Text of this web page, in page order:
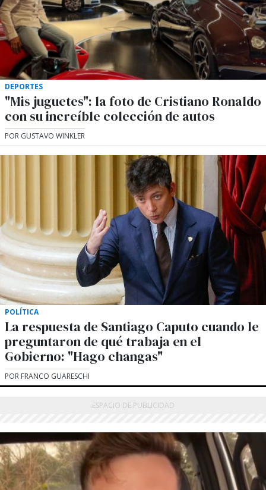
DEPORTES
"Mis juguetes": la foto de Cristiano Ronaldo
con su increíble colección de autos
POR GUSTAVO WINKLER
POLÍTICA
La respuesta de Santiago Caputo cuando le
preguntaron de qué trabaja en el
Gobierno: "Hago changas"
POR FRANCO GUARESCHI